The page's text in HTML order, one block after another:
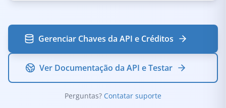
Gerenciar Chaves da API e Créditos
Ver Documentação da API e Testar
Perguntas? Contatar suporte